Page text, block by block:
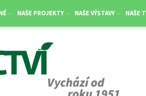
NAŠE PROJEKTY NAŠE VÝSTAVY NAŠE